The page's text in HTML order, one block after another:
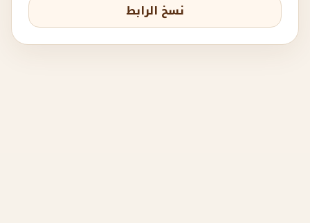
نسخ الرابط